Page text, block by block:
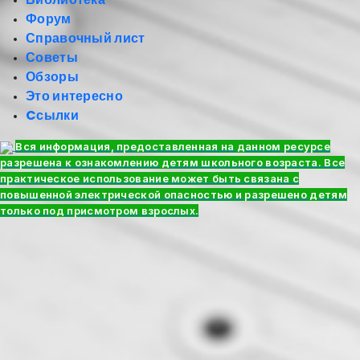
Форум
Справочный лист
Советы
Обзоры
Это интересно
Cсылки
Вся информация, предоставленная на данном ресурсе
разрешена к ознакомлению детям школьного возраста. Все
практическое использование может быть связана с
повышенной электрической опасностью и разрешено детям
только под присмотром взрослых.